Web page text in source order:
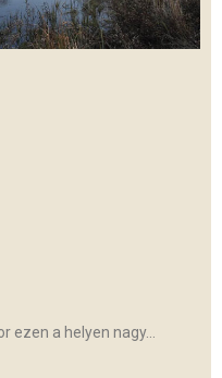
ezen a helyen nagy